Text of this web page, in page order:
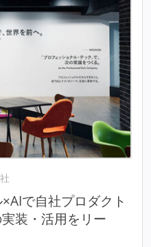
で自社プロダクト
装・活用をリー